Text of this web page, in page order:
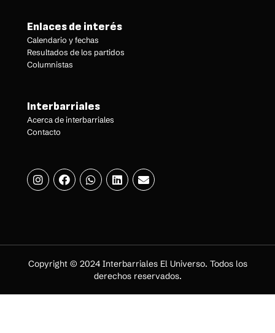
Enlaces de interés
Calendario y fechas
Resultados de los partidos
Columnistas
Interbarriales
Acerca de interbarriales
Contacto
Copyright © 2024 Interbarriales El Universo. Todos los
derechos reservados.